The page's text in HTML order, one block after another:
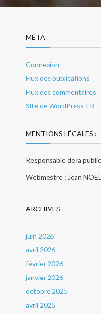
MÉTA
Connexion
Flux des publications
Flux des commentaires
Site de WordPress-FR
MENTIONS LÉGALES :
Responsable de la
Webmestre : Jean NOEL
ARCHIVES
juin 2026
avril 2026
février 2026
janvier 2026
octobre 2025
avril 2025